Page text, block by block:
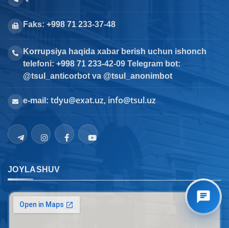
Faks: +998 71 233-37-48
Korrupsiya haqida xabar berish uchun ishonch
telefoni: +998 71 233-42-09 Telegram bot:
@tsul_anticorbot va @tsul_anonimbot
e-mail: tdyu@exat.uz, info@tsul.uz
JOYLASHUV